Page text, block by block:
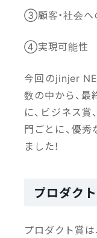
③顧客・社会へ
④実現可能性
今回のjinjer
数の中から、最
に、ビジネス
門ごとに、優
ました！
プロダク
プロダクト賞は